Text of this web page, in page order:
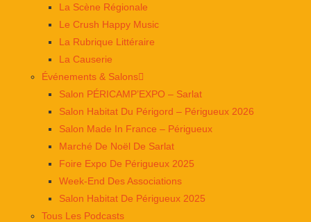
La Scène Régionale
Le Crush Happy Music
La Rubrique Littéraire
La Causerie
Événements & Salons
Salon PÉRICAMP’EXPO – Sarlat
Salon Habitat Du Périgord – Périgueux 2026
Salon Made In France – Périgueux
Marché De Noël De Sarlat
Foire Expo De Périgueux 2025
Week-End Des Associations
Salon Habitat De Périgueux 2025
Tous Les Podcasts